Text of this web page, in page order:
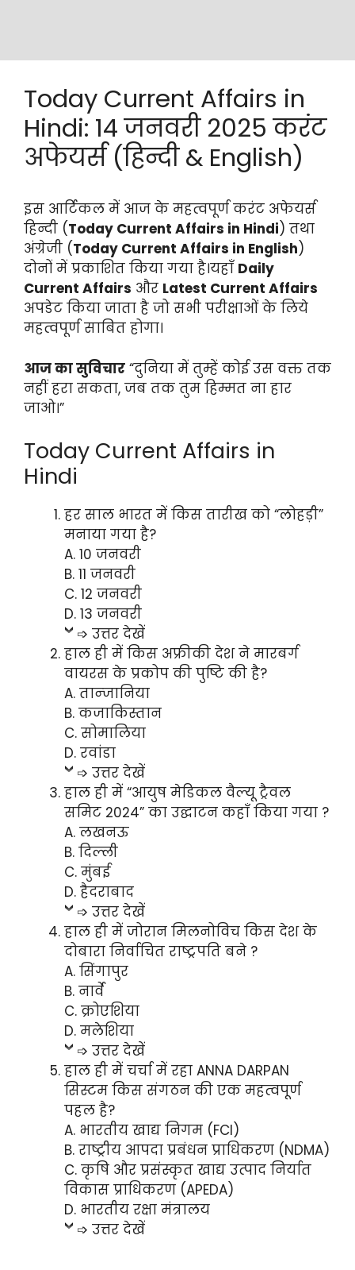
Today Current Affairs in
Hindi: 14 जनवरी 2025 करंट
अफेयर्स (हिन्दी & English)
इस आर्टिकल में आज के महत्वपूर्ण करंट अफेयर्स
हिन्दी (Today Current Affairs in Hindi) तथा
अंग्रेजी (Today Current Affairs in English)
दोनों में प्रकाशित किया गया है।यहाँ Daily
Current Affairs और Latest Current Affairs
अपडेट किया जाता है जो सभी परीक्षाओं के लिये
महत्वपूर्ण साबित होगा।
आज का सुविचार “दुनिया में तुम्हें कोई उस वक्त तक
नहीं हरा सकता, जब तक तुम हिम्मत ना हार
जाओ।”
Today Current Affairs in
Hindi
हर साल भारत में किस तारीख को “लोहड़ी”
मनाया गया है?
A. 10 जनवरी
B. 11 जनवरी
C. 12 जनवरी
D. 13 जनवरी
➩ उत्तर देखें
हाल ही में किस अफ्रीकी देश ने मारबर्ग
वायरस के प्रकोप की पुष्टि की है?
A. तान्जानिया
B. कजाकिस्तान
C. सोमालिया
D. रवांडा
➩ उत्तर देखें
हाल ही में “आयुष मेडिकल वैल्यू ट्रैवल
समिट 2024” का उद्घाटन कहाँ किया गया ?
A. लखनऊ
B. दिल्ली
C. मुंबई
D. हैदराबाद
➩ उत्तर देखें
हाल ही में जोरान मिलनोविच किस देश के
दोबारा निर्वाचित राष्ट्रपति बने ?
A. सिंगापुर
B. नार्वे
C. क्रोएशिया
D. मलेशिया
➩ उत्तर देखें
हाल ही में चर्चा में रहा ANNA DARPAN
सिस्टम किस संगठन की एक महत्वपूर्ण
पहल है?
A. भारतीय खाद्य निगम (FCI)
B. राष्ट्रीय आपदा प्रबंधन प्राधिकरण (NDMA)
C. कृषि और प्रसंस्कृत खाद्य उत्पाद निर्यात
विकास प्राधिकरण (APEDA)
D. भारतीय रक्षा मंत्रालय
➩ उत्तर देखें